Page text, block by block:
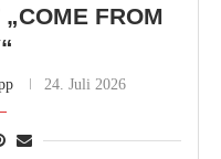
FROM
24. Juli 2026